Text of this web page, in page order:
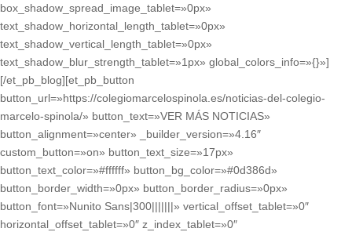
box_shadow_spread_image_tablet=»0px»
text_shadow_horizontal_length_tablet=»0px»
text_shadow_vertical_length_tablet=»0px»
text_shadow_blur_strength_tablet=»1px» global_colors_info=»{}»]
[/et_pb_blog][et_pb_button
button_url=»https://colegiomarcelospinola.es/noticias-del-colegio-
marcelo-spinola/» button_text=»VER MÁS NOTICIAS»
button_alignment=»center» _builder_version=»4.16″
custom_button=»on» button_text_size=»17px»
button_text_color=»#ffffff» button_bg_color=»#0d386d»
button_border_width=»0px» button_border_radius=»0px»
button_font=»Nunito Sans|300|||||||» vertical_offset_tablet=»0″
horizontal_offset_tablet=»0″ z_index_tablet=»0″